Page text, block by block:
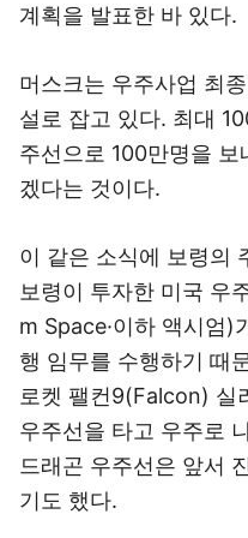
계획을 발표한 바 있다.
머스크는 우주사업 최
설로 잡고 있다. 최대
주선으로 100만명을
겠다는 것이다.
이 같은 소식에 보령의
보령이 투자한 미국 우
m Space·이하 액시엄)
행 임무를 수행하기 때
로켓 팰컨9(Falcon) 실
우주선을 타고 우주로
드래곤 우주선은 앞서
기도 했다.